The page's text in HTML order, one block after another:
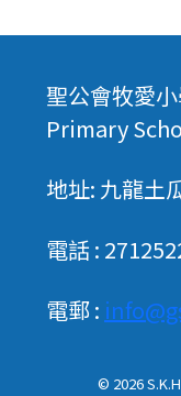
聖公會牧愛
Primary
地址: 九龍土
電話 :
電郵 :
© 2026